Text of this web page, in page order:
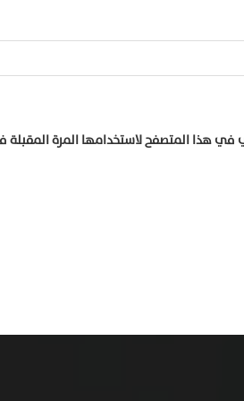
في هذا المتصفح لاستخدامها المرة